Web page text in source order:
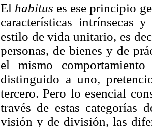
El habitus es ese principio
características intrínsecas
estilo de vida unitario, es
personas, de bienes y de
el mismo
distinguido a uno,
tercero. Pero lo esencial
través de estas categorías
visión y de división, las